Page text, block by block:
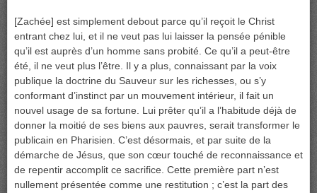
[Zachée] est simplement debout parce qu’il reçoit le Christ
entrant chez lui, et il ne veut pas lui laisser la pensée pénible
qu’il est auprès d’un homme sans probité. Ce qu’il a peut-être
été, il ne veut plus l’être. Il y a plus, connaissant par la voix
publique la doctrine du Sauveur sur les richesses, ou s’y
conformant d’instinct par un mouvement intérieur, il fait un
nouvel usage de sa fortune. Lui prêter qu’il a l’habitude déjà de
donner la moitié de ses biens aux pauvres, serait transformer le
publicain en Pharisien. C’est désormais, et par suite de la
démarche de Jésus, que son cœur touché de reconnaissance et
de repentir accomplit ce sacrifice. Cette première part n’est
nullement présentée comme une restitution ; c’est la part des